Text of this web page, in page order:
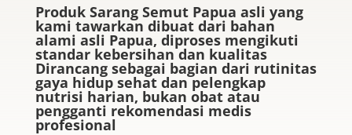
Produk Sarang Semut Papua asli yang
kami tawarkan dibuat dari bahan
alami asli Papua, diproses mengikuti
standar kebersihan dan kualitas
Dirancang sebagai bagian dari rutinitas
gaya hidup sehat dan pelengkap
nutrisi harian, bukan obat atau
pengganti rekomendasi medis
profesional